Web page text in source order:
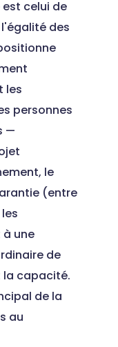
celui de
l'égalité des
les
personnes
—
le
(entre
une
de
la capacité.
de la
au